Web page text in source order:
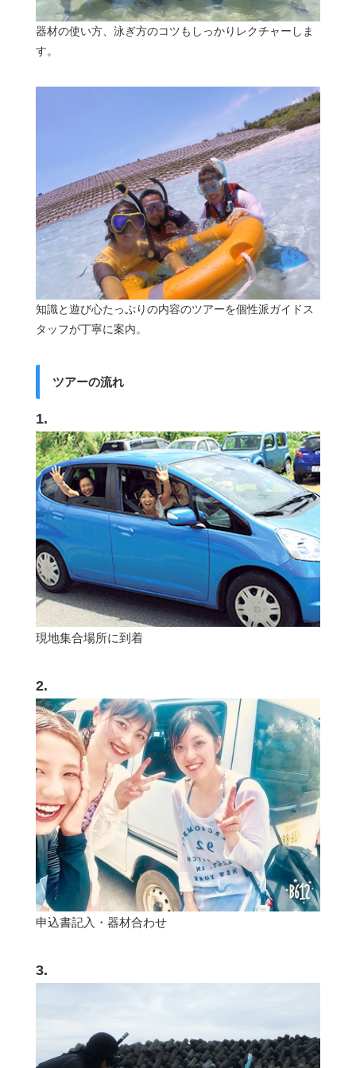
器材の使い方、泳ぎ方のコツもしっかりレクチャーしま
す。
知識と遊び心たっぷりの内容のツアーを個性派ガイドス
タッフが丁寧に案内。
ツアーの流れ
1.
現地集合場所に到着
2.
申込書記入・器材合わせ
3.